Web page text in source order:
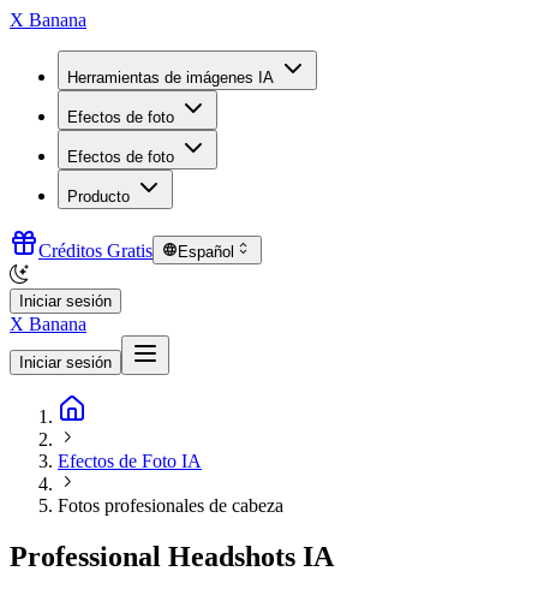
X Banana
Herramientas de imágenes IA
Efectos de foto
Efectos de foto
Producto
Créditos Gratis Español
Iniciar sesión
X Banana
Iniciar sesión
Efectos de Foto IA
Fotos profesionales de cabeza
Professional Headshots IA